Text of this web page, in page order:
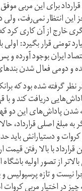
برای این مربی
انتظار نمی‌رفت،
خارج از آن کاری کرد
حدود 18 میلیارد تومنی قرار
ایران بوجود آورده و
و دومی فعال شدن
نظر گرفته شده بود که
دریافت کند و با
شدن پاداش‌های این دو
مبلغ اصلی قرارداد،
از تصور اولیه
نیست و تازه پرسپولیس